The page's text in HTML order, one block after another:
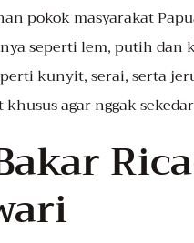
pokok masyarakat
seperti lem, putih
kunyit, serai, serta
agar nggak